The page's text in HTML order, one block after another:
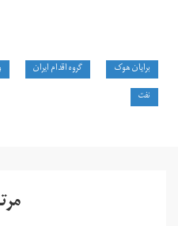
برایان هوک گروه اقدام ایران
نفت